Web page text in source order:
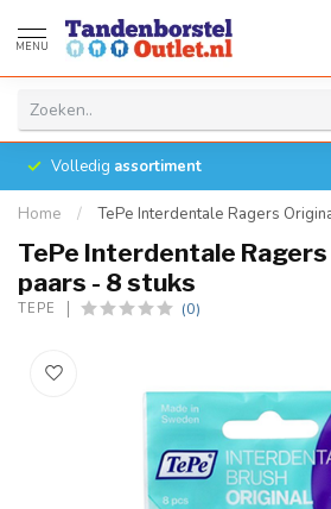
MENU
Volledig assortiment
Home / TePe Interdentale Ragers
TePe Interdentale Ragers
paars - 8 stuks
TEPE (0)